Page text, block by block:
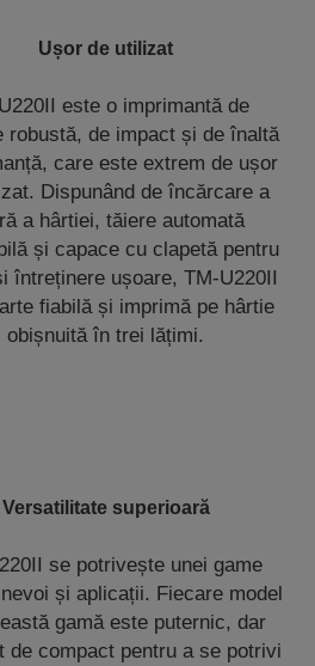
Ușor de utilizat
este o imprimantă de
robustă, de impact și de înaltă
care este extrem de ușor
Dispunând de încărcare a
a hârtiei, tăiere automată
și capace cu clapetă pentru
întreținere ușoare, TM-U220II
fiabilă și imprimă pe hârtie
obișnuită în trei lățimi.
Versatilitate superioară
se potrivește unei game
și aplicații. Fiecare model
gamă este puternic, dar
de compact pentru a se potrivi